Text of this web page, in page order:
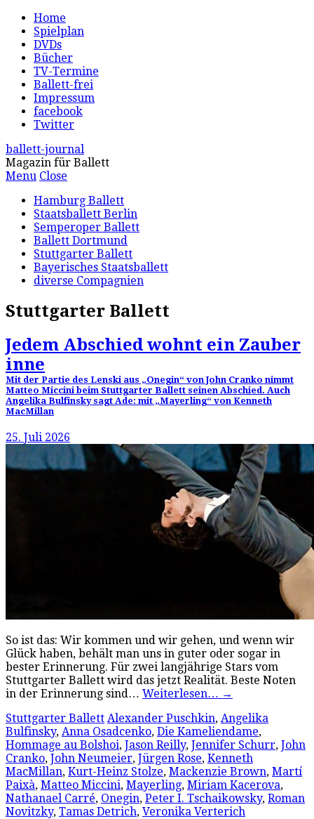
Home
Spielplan
DVDs
Bücher
TV-Termine
Ballett-frei
Impressum
facebook
Twitter
ballett-journal
Magazin für Ballett
Menu Close
Hamburg Ballett
Staatsballett Berlin
Semperoper Ballett
Ballett Dortmund
Stuttgarter Ballett
Bayerisches Staatsballett
diverse Compagnien
Stuttgarter Ballett
Jedem Abschied wohnt ein Zauber
inne
Mit der Partie des Lenski aus „Onegin“ von John Cranko nimmt
Matteo Miccini beim Stuttgarter Ballett seinen Abschied. Auch
Angelika Bulfinsky sagt Ade: mit „Mayerling“ von Kenneth
MacMillan
25. Juli 2026
So ist das: Wir kommen und wir gehen, und wenn wir
Glück haben, behält man uns in guter oder sogar in
bester Erinnerung. Für zwei langjährige Stars vom
Stuttgarter Ballett wird das jetzt Realität. Beste Noten
in der Erinnerung sind… Weiterlesen… →
Stuttgarter Ballett Alexander Puschkin, Angelika
Bulfinsky, Anna Osadcenko, Die Kameliendame,
Hommage au Bolshoi, Jason Reilly, Jennifer Schurr, John
Cranko, John Neumeier, Jürgen Rose, Kenneth
MacMillan, Kurt-Heinz Stolze, Mackenzie Brown, Martí
Paixà, Matteo Miccini, Mayerling, Miriam Kacerova,
Nathanael Carré, Onegin, Peter I. Tschaikowsky, Roman
Novitzky, Tamas Detrich, Veronika Verterich